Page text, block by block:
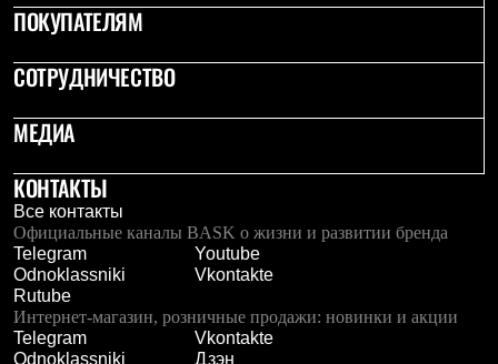
Среднее термобелье
Легкое термобелье
Куртки
Детская одежда
Утепленная пухом
Куртки
Брюки
Утепленная синтетикой
Комбинезоны
Куртки
Брюки
Лёгкая одежда
Футболки
Толстовки
ПОКУПАТЕЛЯМ
СОТРУДНИЧЕСТВО
МЕДИА
КОНТАКТЫ
Все контакты
Официальные каналы BASK о жизни и развитии бренда
Telegram
Youtube
Odnoklassniki
Vkontakte
Rutube
Интернет-магазин, розничные продажи: новинки и акции
Telegram
Vkontakte
Odnoklassniki
Дзэн